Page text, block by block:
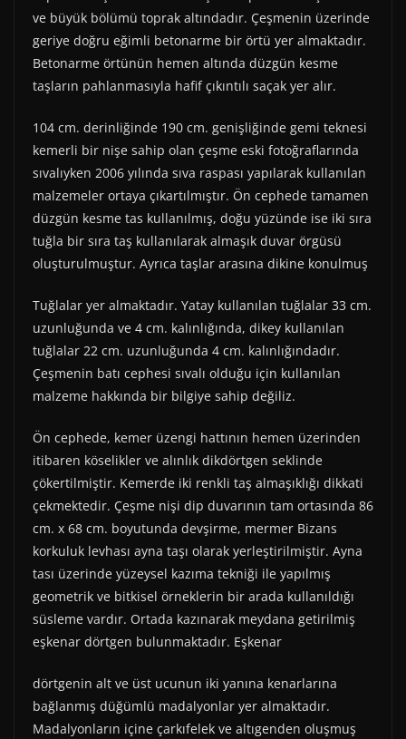
ve büyük bölümü toprak altındadır. Çeşmenin üzerinde
geriye doğru eğimli betonarme bir örtü yer almaktadır.
Betonarme örtünün hemen altında düzgün kesme
taşların pahlanmasıyla hafif çıkıntılı saçak yer alır.
104 cm. derinliğinde 190 cm. genişliğinde gemi teknesi
kemerli bir nişe sahip olan çeşme eski fotoğraflarında
sıvalıyken 2006 yılında sıva raspası yapılarak kullanılan
malzemeler ortaya çıkartılmıştır. Ön cephede tamamen
düzgün kesme tas kullanılmış, doğu yüzünde ise iki sıra
tuğla bir sıra taş kullanılarak almaşık duvar örgüsü
oluşturulmuştur. Ayrıca taşlar arasına dikine konulmuş
Tuğlalar yer almaktadır. Yatay kullanılan tuğlalar 33 cm.
uzunluğunda ve 4 cm. kalınlığında, dikey kullanılan
tuğlalar 22 cm. uzunluğunda 4 cm. kalınlığındadır.
Çeşmenin batı cephesi sıvalı olduğu için kullanılan
malzeme hakkında bir bilgiye sahip değiliz.
Ön cephede, kemer üzengi hattının hemen üzerinden
itibaren köselikler ve alınlık dikdörtgen seklinde
çökertilmiştir. Kemerde iki renkli taş almaşıklığı dikkati
çekmektedir. Çeşme nişi dip duvarının tam ortasında 86
cm. x 68 cm. boyutunda devşirme, mermer Bizans
korkuluk levhası ayna taşı olarak yerleştirilmiştir. Ayna
tası üzerinde yüzeysel kazıma tekniği ile yapılmış
geometrik ve bitkisel örneklerin bir arada kullanıldığı
süsleme vardır. Ortada kazınarak meydana getirilmiş
eşkenar dörtgen bulunmaktadır. Eşkenar
dörtgenin alt ve üst ucunun iki yanına kenarlarına
bağlanmış düğümlü madalyonlar yer almaktadır.
Madalyonların içine çarkıfelek ve altıgenden oluşmuş